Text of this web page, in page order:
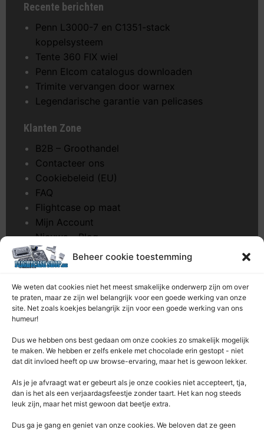
Beheer cookie toestemming
We weten dat cookies niet het meest smakelijke onderwerp zijn om over
te praten, maar ze zijn wel belangrijk voor een goede werking van onze
site. Net zoals koekjes belangrijk zijn voor een goede werking van ons
humeur!
Dus we hebben ons best gedaan om onze cookies zo smakelijk mogelijk
te maken. We hebben er zelfs enkele met chocolade erin gestopt - niet
dat dit invloed heeft op uw browse-ervaring, maar het is gewoon lekker.
Als je je afvraagt ​​wat er gebeurt als je onze cookies niet accepteert, tja,
dan is het als een verjaardagsfeestje zonder taart. Het kan nog steeds
leuk zijn, maar het mist gewoon dat beetje extra.
Dus ga je gang en geniet van onze cookies. We beloven dat ze geen
Recente berichten
Penn L3000-7 en C1351-stack
koppelsysteem
Tente 360 FIX wiel
Penn Elcom catalogus downloaden
Trimite vervangen door warnex
Legendarische garantie van pelicases
Klanten Zone
B2B – Groothandel
Contacteer ons
Cookiebeleid (EU)
FAQ
Flightcase op maat
Mijn Account
Nieuws – Blog
Onderhoud pagina
Over ons
Privacybeleid
Retourrecht
Winkelwagen
Contacteer Ons
Rentek BV – Protekt
Nieuwpoortlaan 21 / 1
3600 Genk